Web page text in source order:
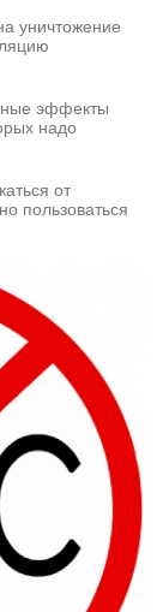
уничтожение
эффекты
надо
от
пользоваться